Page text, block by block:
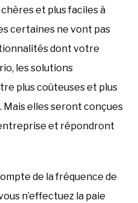
et plus faciles à
certaines ne vont pas
dont votre
les solutions
plus coûteuses et plus
Mais elles seront conçues
et répondront
de la fréquence de
n’effectuez la paie